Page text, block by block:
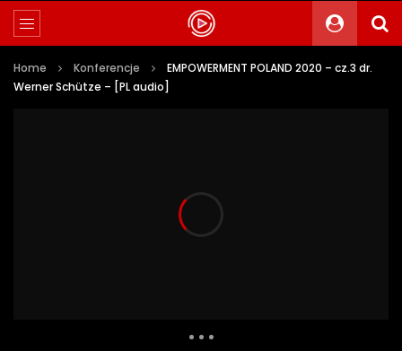
Home Konferencje
EMPOWERMENT POLAND 2020 – cz.3 dr.
Werner Schütze – [PL audio]